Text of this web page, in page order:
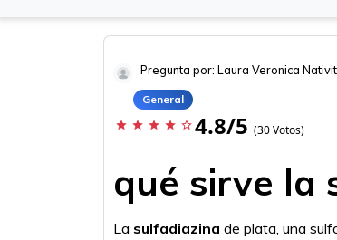
Pregunta por: Laura Veronica
General
star star star star star_border 4.8/5 (30 Votos)
qué sirve la
La sulfadiazina de plata, una